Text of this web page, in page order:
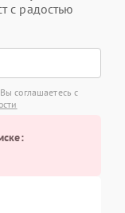
с радостью
соглашаетесь с